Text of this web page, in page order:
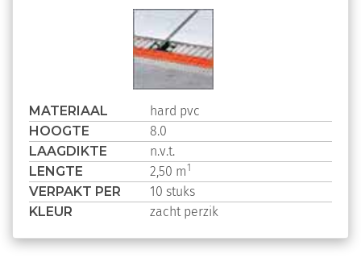
MATERIAAL hard pvc
HOOGTE 8.0
LAAGDIKTE n.v.t.
LENGTE 2,50 m1
VERPAKT PER 10 stuks
KLEUR zacht perzik